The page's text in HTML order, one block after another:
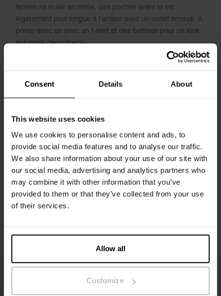
Consent Details About
This website uses cookies
We use cookies to personalise content and ads, to
provide social media features and to analyse our traffic.
We also share information about your use of our site with
our social media, advertising and analytics partners who
may combine it with other information that you’ve
provided to them or that they’ve collected from your use
of their services.
Allow all
Customize
fermeture éclair en métal, des poches avant et est
légèrement plus longue à l'arrière avec un ourlet arrondi. À
porter avec un jean, un t-shirt et des bottines pour un look
automnal décontracté.
Le mannequin sur la photo mesure 185 cm et porte une
taille M.
Spécification
Guide des tailles
Instructions de lavage
Avis